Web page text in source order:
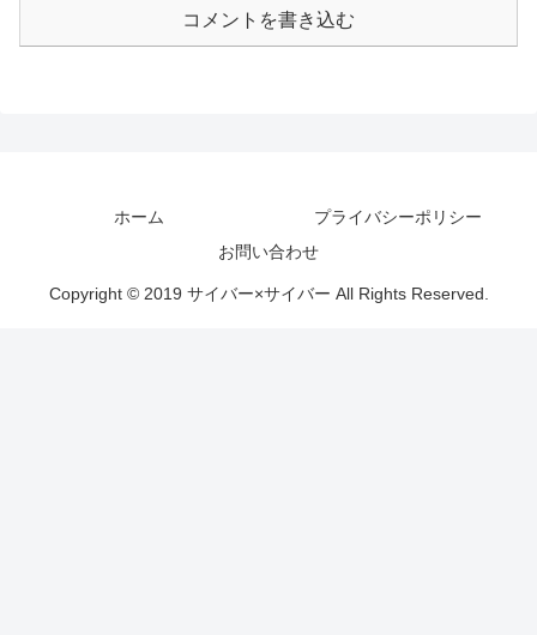
コメントを書き込む
ホーム
プライバシーポリシー
お問い合わせ
Copyright © 2019 サイバー×サイバー All Rights Reserved.